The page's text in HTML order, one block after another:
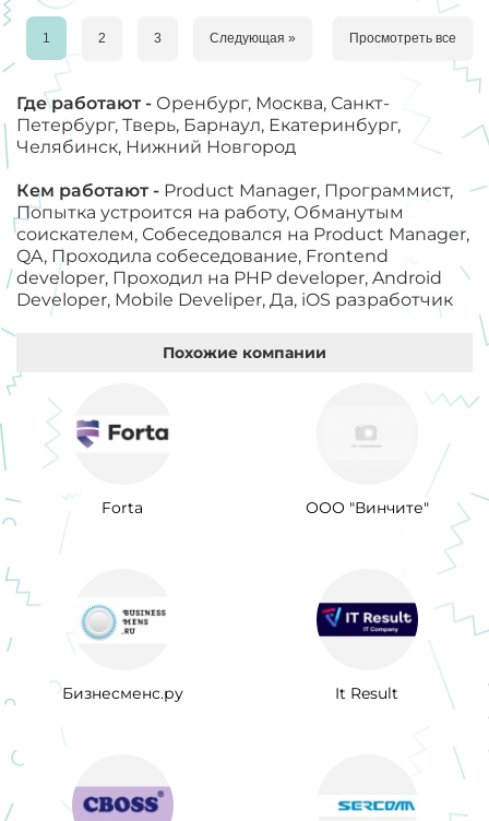
Просмотреть все
1 2 3 Следующая »
Где работают - Оренбург, Москва, Санкт-
Петербург, Тверь, Барнаул, Екатеринбург,
Челябинск, Нижний Новгород
Кем работают - Product Manager, Программист,
Попытка устроится на работу, Обманутым
соискателем, Собеседовался на Product Manager,
QA, Проходила собеседование, Frontend
developer, Проходил на PHP developer, Android
Developer, Mobile Develiper, Да, iOS разработчик
Похожие компании
Forta ООО "Винчите"
Бизнесменс.ру It Result